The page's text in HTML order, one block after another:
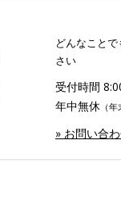
どんなこと
さい
受付時間
年中無休 （
» お問い合